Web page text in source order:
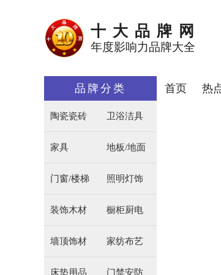
十大品牌网
年度影响力品牌大全
品牌分类
陶瓷瓷砖 卫浴洁具
家具 地板/地面
门窗/楼梯 照明灯饰
装饰木材 橱柜厨电
墙顶饰材 家纺布艺
床垫用品 门禁安防
首页 热